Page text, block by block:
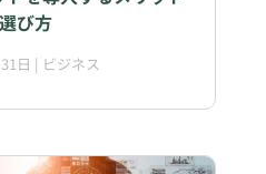
び方
日 | ビジネス